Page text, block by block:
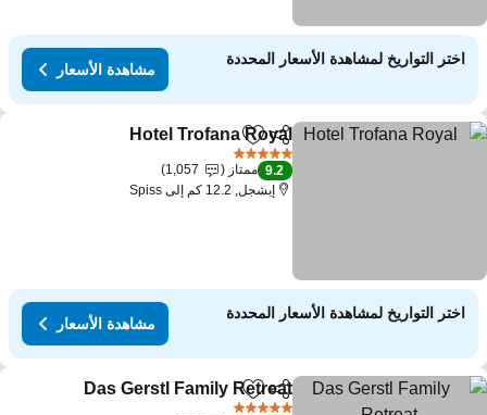
اختر التواريخ لمشاهدة الأسعار المحددة
مشاهدة الأسعار
مشاركةAdd to favorites
Hotel Trofana Royal
9.2 ممتاز
1,057
إيشجل, 12.2 كم إلى Spiss
اختر التواريخ لمشاهدة الأسعار المحددة
مشاهدة الأسعار
مشاركةAdd to favorites
Das Gerstl Family Retreat